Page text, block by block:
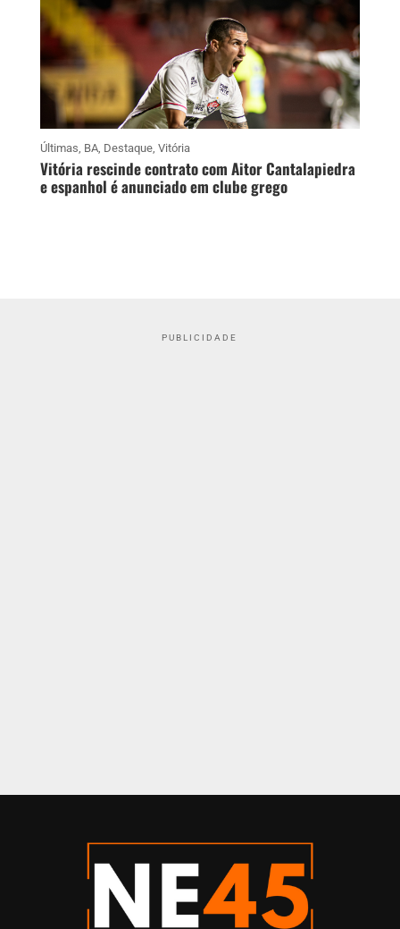
Últimas, BA, Destaque, Vitória
Vitória rescinde contrato com Aitor Cantalapiedra
e espanhol é anunciado em clube grego
PUBLICIDADE